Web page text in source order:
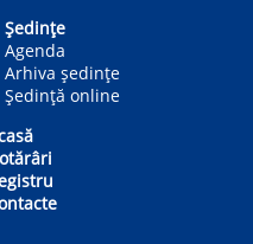
Ședințe
Agenda
Arhiva ședințe
Ședință online